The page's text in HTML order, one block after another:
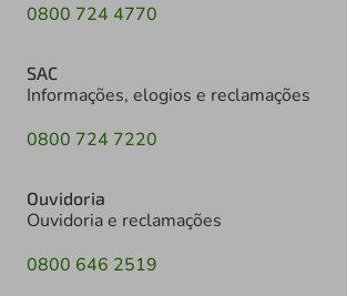
0800 724 4770
SAC
Informações, elogios e reclamações
0800 724 7220
Ouvidoria
Ouvidoria e reclamações
0800 646 2519